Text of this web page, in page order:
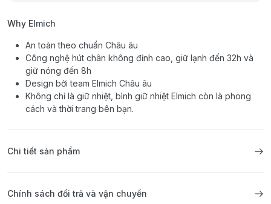
Why Elmich
An toàn theo chuẩn Châu âu
Công nghệ hút chân không đỉnh cao, giữ lạnh đến 32h và
giữ nóng đến 8h
Design bởi team Elmich Châu âu
Không chỉ là giữ nhiệt, bình giữ nhiệt Elmich còn là phong
cách và thời trang bên bạn.
Chi tiết sản phẩm
Chính sách đổi trả và vận chuyển